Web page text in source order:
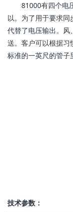
81000有四个电压
以。为了用于要求
代替了电压输出。风
送。客户可以根据
标准的一英尺的管子
技术参数：